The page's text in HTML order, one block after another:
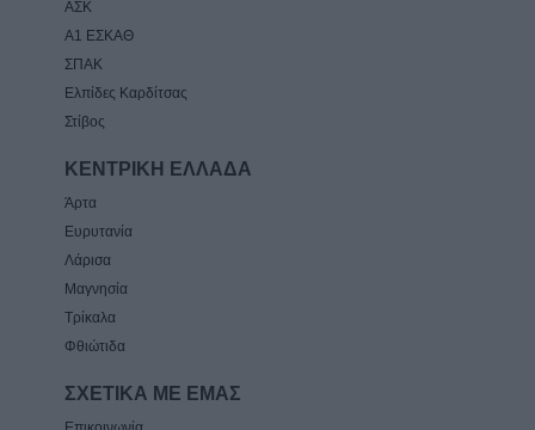
ΑΣΚ
Α1 ΕΣΚΑΘ
ΣΠΑΚ
Ελπίδες Καρδίτσας
Στίβος
ΚΕΝΤΡΙΚΗ ΕΛΛΑΔΑ
Άρτα
Ευρυτανία
Λάρισα
Μαγνησία
Τρίκαλα
Φθιώτιδα
ΣΧΕΤΙΚΑ ΜΕ ΕΜΑΣ